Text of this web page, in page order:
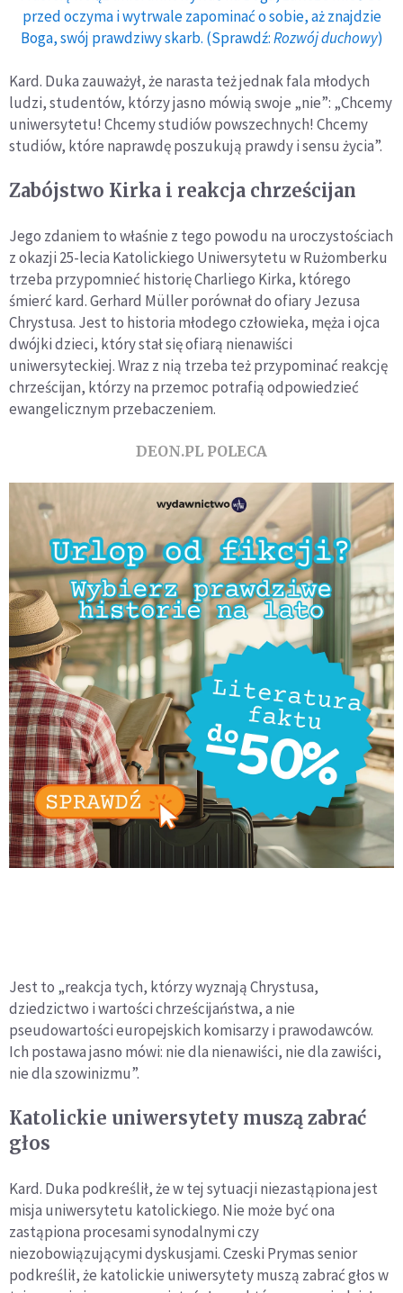
przed oczyma i wytrwale zapominać o sobie, aż znajdzie
Boga, swój prawdziwy skarb. (Sprawdź:Rozwój duchowy)
Kard. Duka zauważył, że narasta też jednak fala młodych
ludzi, studentów, którzy jasno mówią swoje „nie”: „Chcemy
uniwersytetu! Chcemy studiów powszechnych! Chcemy
studiów, które naprawdę poszukują prawdy i sensu życia”.
Zabójstwo Kirka i reakcja chrześcijan
Jego zdaniem to właśnie z tego powodu na uroczystościach
z okazji 25-lecia Katolickiego Uniwersytetu w Rużomberku
trzeba przypomnieć historię Charliego Kirka, którego
śmierć kard. Gerhard Müller porównał do ofiary Jezusa
Chrystusa. Jest to historia młodego człowieka, męża i ojca
dwójki dzieci, który stał się ofiarą nienawiści
uniwersyteckiej. Wraz z nią trzeba też przypominać reakcję
chrześcijan, którzy na przemoc potrafią odpowiedzieć
ewangelicznym przebaczeniem.
DEON.PL POLECA
Jest to „reakcja tych, którzy wyznają Chrystusa,
dziedzictwo i wartości chrześcijaństwa, a nie
pseudowartości europejskich komisarzy i prawodawców.
Ich postawa jasno mówi: nie dla nienawiści, nie dla zawiści,
nie dla szowinizmu”.
Katolickie uniwersytety muszą zabrać
głos
Kard. Duka podkreślił, że w tej sytuacji niezastąpiona jest
misja uniwersytetu katolickiego. Nie może być ona
zastąpiona procesami synodalnymi czy
niezobowiązującymi dyskusjami. Czeski Prymas senior
podkreślił, że katolickie uniwersytety muszą zabrać głos w